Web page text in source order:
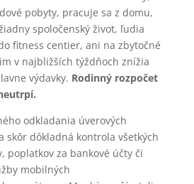
pobyty, pracuje sa z domu,
spoločenský život, ľudia
fitness centier, ani na zbytočné
v najbližších týždňoch znížia
výdavky. Rodinný rozpočet
odkladania úverových
skôr dôkladná kontrola všetkých
poplatkov za bankové účty či
mobilných